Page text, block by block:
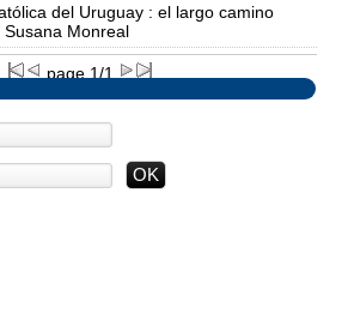
del Uruguay : el largo camino
Susana Monreal
page 1/1